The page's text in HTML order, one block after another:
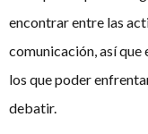
encontrar entre las
comunicación, así que
los que poder
debatir.